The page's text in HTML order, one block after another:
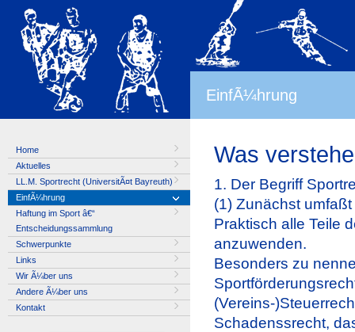
EinfÃ¼hrung
Home
Aktuelles
LL.M. Sportrecht (UniversitÃ¤t Bayreuth)
EinfÃ¼hrung
Haftung im Sport â€“
Entscheidungssammlung
Schwerpunkte
Links
Wir Ã¼ber uns
Andere Ã¼ber uns
Kontakt
Was
1. Der Begriff
(1) Zunächst
Praktisch alle Teile
anzuwenden.
Besonders zu
(Vereins-
Schadenssrecht,